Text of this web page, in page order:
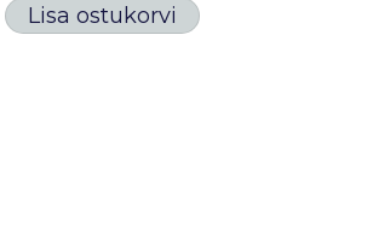
Lisa ostukorvi